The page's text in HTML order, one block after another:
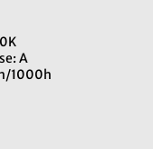
A
1000h